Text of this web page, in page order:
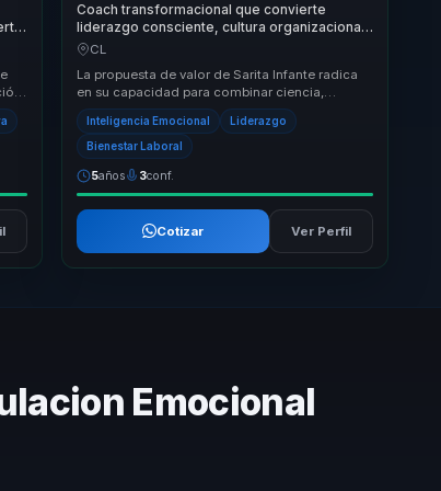
Coach transformacional que convierte
liderazgo consciente, cultura organizacional
y bienestar en plenitud para equipos y
CL
La propuesta de valor de Sarita Infante radica
en su capacidad para combinar ciencia,
espiritualidad y herramientas prácticas en sus
conf...
Inteligencia Emocional Liderazgo
Bienestar Laboral
5años 3conf.
Cotizar Ver Perfil
Emocional